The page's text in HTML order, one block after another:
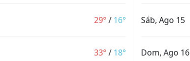
29° / 16°
33° / 18°
Sáb, Ago 15
Dom, Ago 16